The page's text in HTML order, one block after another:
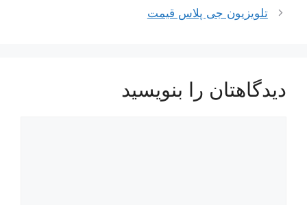
تلویزیون جی پلاس قیمت
دیدگاهتان را بنویسید